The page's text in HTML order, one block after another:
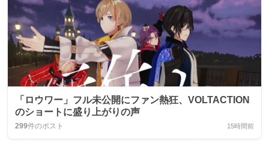
「ロウワー」フル未公開にファン熱狂、VOLTACTION
のショートに盛り上がりの声
299件のポスト 15時間前